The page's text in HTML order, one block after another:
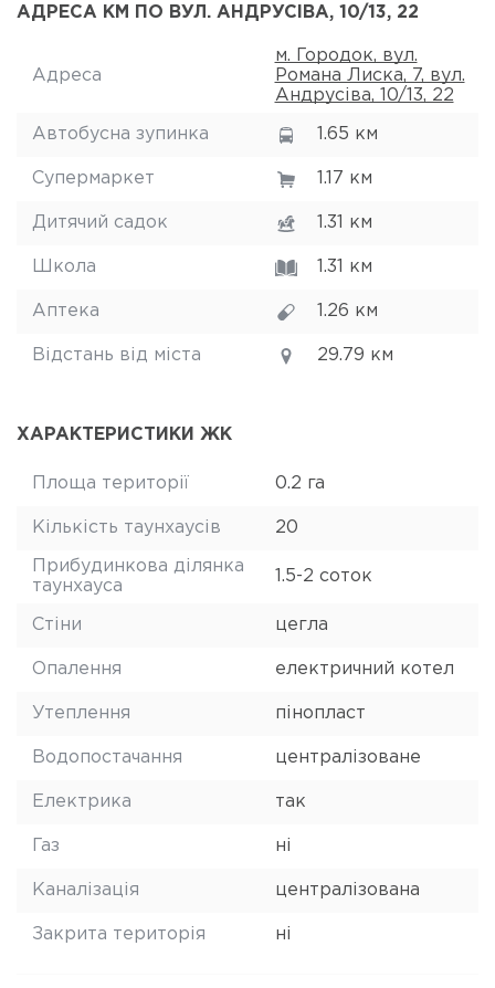
АДРЕСА КМ ПО ВУЛ. АНДРУСІВА, 10/13, 22
Адреса
м. Городок, вул.
Романа Лиска, 7, вул.
Андрусіва, 10/13, 22
Автобусна зупинка 1.65 км
Супермаркет 1.17 км
Дитячий садок 1.31 км
Школа 1.31 км
Аптека 1.26 км
Відстань від міста 29.79 км
ХАРАКТЕРИСТИКИ ЖК
Площа території 0.2 га
Кількість таунхаусів 20
Прибудинкова ділянка
таунхауса
1.5-2 соток
Стіни цегла
Опалення електричний котел
Утеплення пінопласт
Водопостачання централізоване
Електрика так
Газ ні
Каналізація централізована
Закрита територія ні